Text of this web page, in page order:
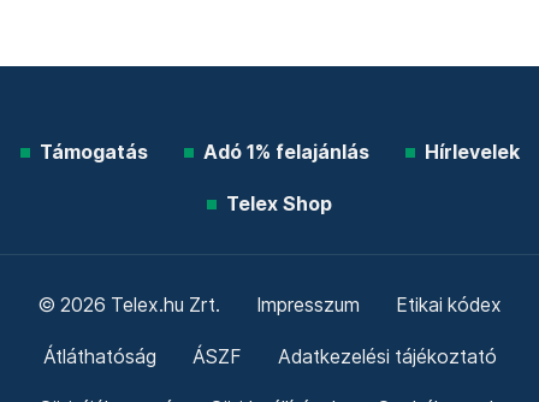
Támogatás Adó 1% felajánlás Hírlevelek
Telex Shop
© 2026 Telex.hu Zrt. Impresszum Etikai kódex
Átláthatóság ÁSZF Adatkezelési tájékoztató